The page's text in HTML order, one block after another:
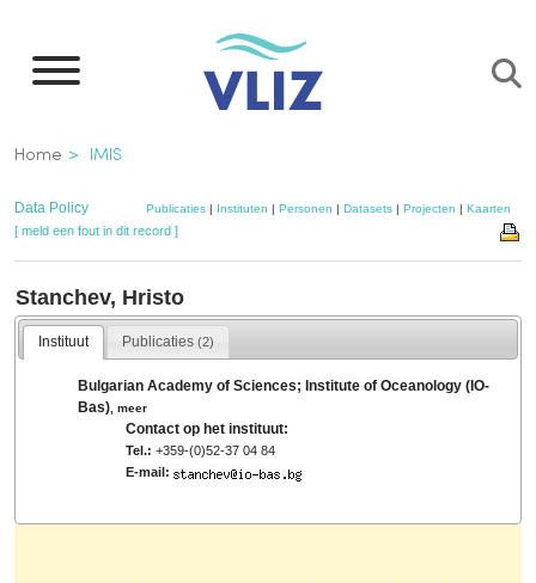
naar
inhoud
gaan
Kruimelpad
Home IMIS
Data Policy Publicaties| Instituten | Personen | Datasets| Projecten | Kaarten
[ meld een fout in dit record ]
Stanchev, Hristo
Instituut Publicaties(2)
Bulgarian Academy of Sciences; Institute of Oceanology (IO-
Bas) ,meer
Contact op het instituut:
Tel.: +359-(0)52-37 04 84
E-mail: